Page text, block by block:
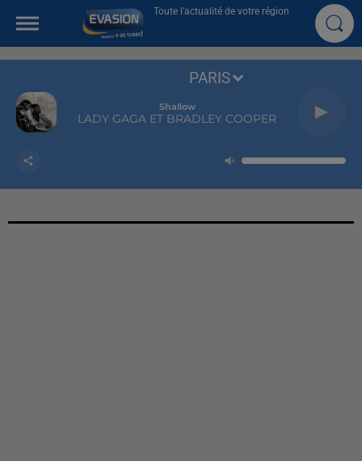
Toute l'actualité de votre région
Shallow
LADY GAGA ET BRADLEY COOPER
PARIS